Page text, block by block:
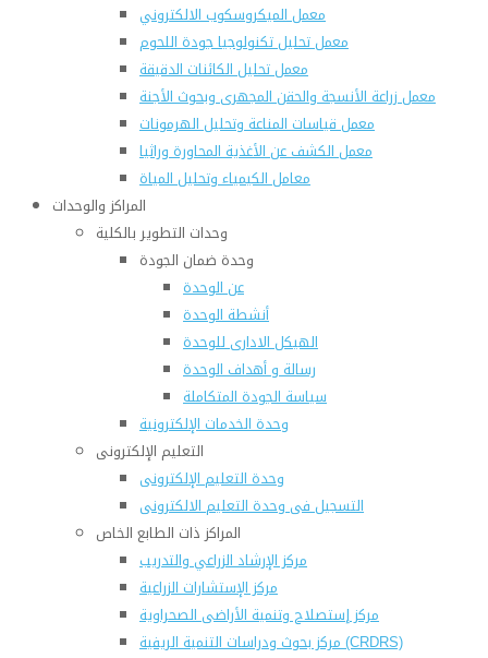
معمل الميكروسكوب الالكتروني
معمل تحليل تكنولوجيا جودة اللحوم
معمل تحليل الكائنات الدقيقة
معمل زراعة الأنسجة والحقن المجهرى وبحوث الأجنة
معمل قياسات المناعة وتحليل الهرمونات
معمل الكشف عن الأغذية المحاورة وراثيا
معامل الكيمياء وتحليل المياة
المراكز والوحدات
وحدات التطوير بالكلية
وحدة ضمان الجودة
عن الوحدة
أنشطة الوحدة
الهيكل الادارى للوحدة
رسالة و أهداف الوحدة
سياسة الجودة المتكاملة
وحدة الخدمات الإلكترونية
التعليم الإلكترونى
وحدة التعليم الإلكترونى
التسجيل فى وحدة التعليم الالكترونى
المراكز ذات الطابع الخاص
مركز الإرشاد الزراعي والتدريب
مركز الإستشارات الزراعية
مركز إستصلاح وتنمية الأراضى الصحراوية
مركز بحوث ودراسات التنمية الريفية (CRDRS)